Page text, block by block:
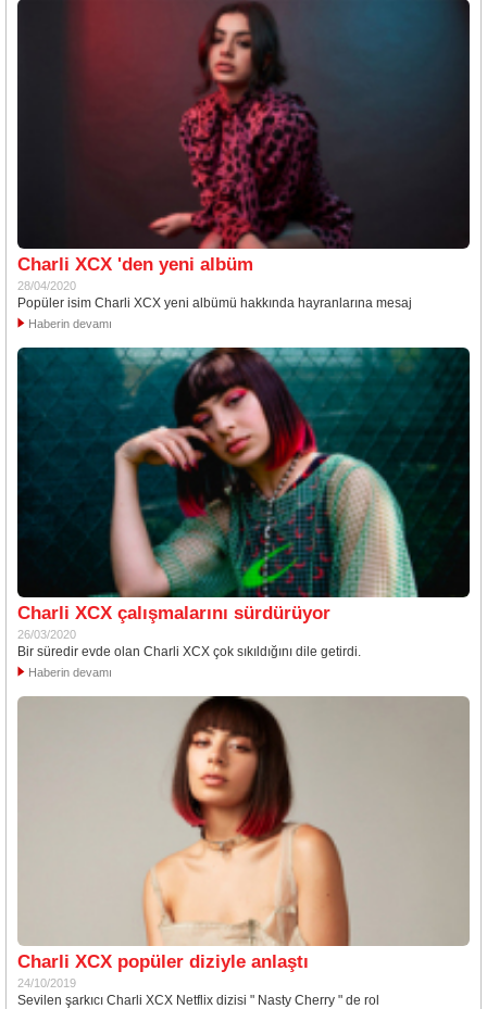
Charli XCX 'den yeni albüm
28/04/2020
Popüler isim Charli XCX yeni albümü hakkında hayranlarına mesaj
Haberin devamı
Charli XCX çalışmalarını sürdürüyor
26/03/2020
Bir süredir evde olan Charli XCX çok sıkıldığını dile getirdi.
Haberin devamı
Charli XCX popüler diziyle anlaştı
24/10/2019
Sevilen şarkıcı Charli XCX Netflix dizisi " Nasty Cherry " de rol